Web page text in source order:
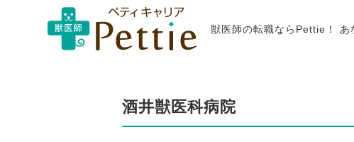
獣医師の転職ならPettie！ あ
酒井獣医科病院